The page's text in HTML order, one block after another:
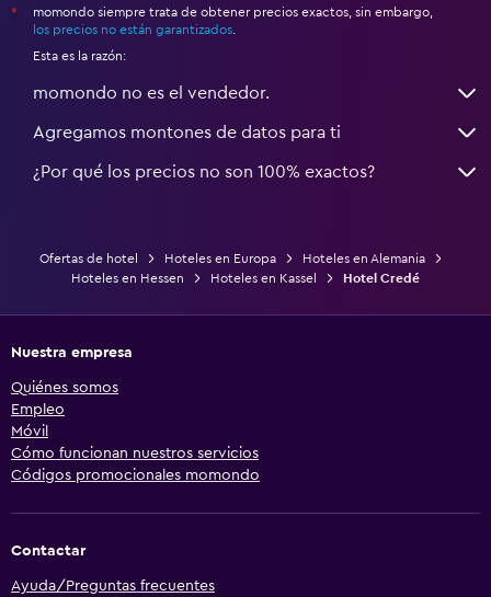
*
momondo siempre trata de obtener precios exactos, sin embargo,
los precios no están garantizados
Esta es la razón:
momondo no es el vendedor.
Agregamos montones de datos para ti
¿Por qué los precios no son 100% exactos?
Ofertas de hotel Hoteles en Europa
Hoteles en Alemania
Hoteles en Hessen
Hoteles en Kassel Hotel Credé
Nuestra empresa
Quiénes somos
Empleo
Móvil
Cómo funcionan nuestros servicios
Códigos promocionales momondo
Contactar
Ayuda/Preguntas frecuentes